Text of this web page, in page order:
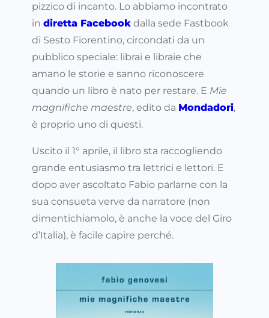
pizzico di incanto. Lo abbiamo incontrato
in diretta Facebook dalla sede Fastbook
di Sesto Fiorentino, circondati da un
pubblico speciale: librai e libraie che
amano le storie e sanno riconoscere
quando un libro è nato per restare. E Mie
magnifiche maestre, edito da Mondadori,
è proprio uno di questi.
Uscito il 1° aprile, il libro sta raccogliendo
grande entusiasmo tra lettrici e lettori. E
dopo aver ascoltato Fabio parlarne con la
sua consueta verve da narratore (non
dimentichiamolo, è anche la voce del Giro
d’Italia), è facile capire perché.